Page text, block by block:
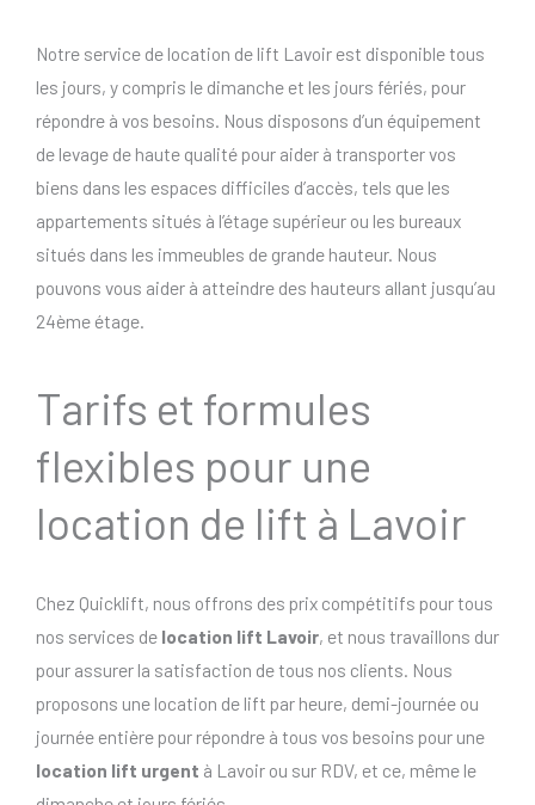
Notre service de location de lift Lavoir est disponible tous
les jours, y compris le dimanche et les jours fériés, pour
répondre à vos besoins. Nous disposons d’un équipement
de levage de haute qualité pour aider à transporter vos
biens dans les espaces difficiles d’accès, tels que les
appartements situés à l’étage supérieur ou les bureaux
situés dans les immeubles de grande hauteur. Nous
pouvons vous aider à atteindre des hauteurs allant jusqu’au
24ème étage.
Tarifs et formules
flexibles pour une
location de lift à Lavoir
Chez Quicklift, nous offrons des prix compétitifs pour tous
nos services de location lift Lavoir, et nous travaillons dur
pour assurer la satisfaction de tous nos clients. Nous
proposons une location de lift par heure, demi-journée ou
journée entière pour répondre à tous vos besoins pour une
location lift urgent à Lavoir ou sur RDV, et ce, même le